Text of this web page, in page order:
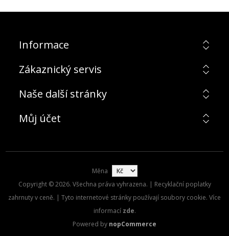
Informace
Zákaznický servis
Naše další stránky
Můj účet
Měna
Copyright © 2026. Všechna práva vyhrazena. | Recyklační poplatky
zahrnuty v ceně. | Tyto internetové stránky používají soubory cookie. Více
informací zde.
Powered by nopCommerce